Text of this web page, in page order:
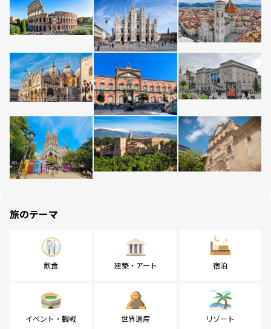
旅のテーマ
飲食 建築・アート 宿泊
イベント・観戦 世界遺産 リゾート